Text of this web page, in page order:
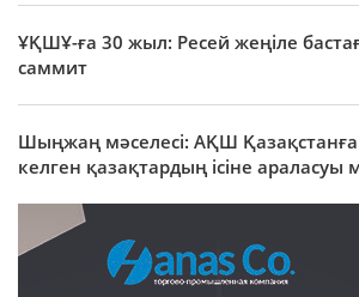
ҰҚШҰ-ға 30 жыл: Ресей жеңіле
саммит
Шыңжаң мәселесі: АҚШ Қазақстанға
келген қазақтардың ісіне араласуы